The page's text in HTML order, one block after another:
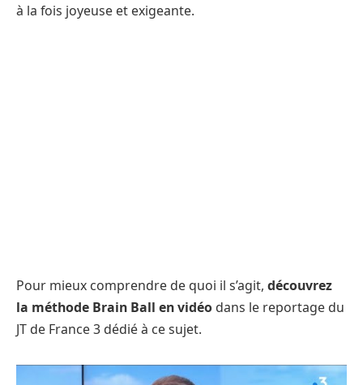
à la fois joyeuse et exigeante.
Pour mieux comprendre de quoi il s’agit, découvrez
la méthode Brain Ball en vidéo dans le reportage du
JT de France 3 dédié à ce sujet.